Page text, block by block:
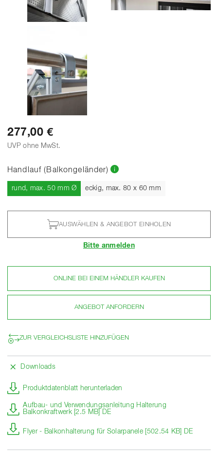
277,00 €
UVP ohne MwSt.
Handlauf (Balkongeländer)
rund, max. 50 mm ØAktuell
eckig, max. 80 x 60 mm
AUSWÄHLEN & ANGEBOT EINHOLEN
Bitte anmelden
ONLINE BEI EINEM HÄNDLER KAUFEN
ANGEBOT ANFORDERN
ZUR VERGLEICHSLISTE HINZUFÜGEN
Downloads
Produktdatenblatt herunterladen
Aufbau- und Verwendungsanleitung Halterung
Balkonkraftwerk [2.5 MB] DE
Flyer - Balkonhalterung für Solarpanele [502.54 KB] DE